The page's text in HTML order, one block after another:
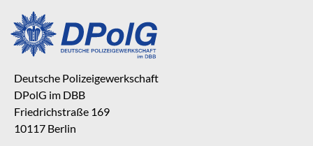
Deutsche Polizeigewerkschaft
DPolG im DBB
Friedrichstraße 169
10117 Berlin